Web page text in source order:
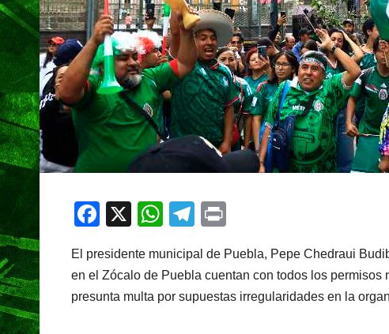
F
c
e
X
W
at
s
T
e
gr
t
El presidente municipal de Puebla, Pepe Chedraui
en el Zócalo de Puebla cuentan con todos los
presunta multa por supuestas irregularidades en la